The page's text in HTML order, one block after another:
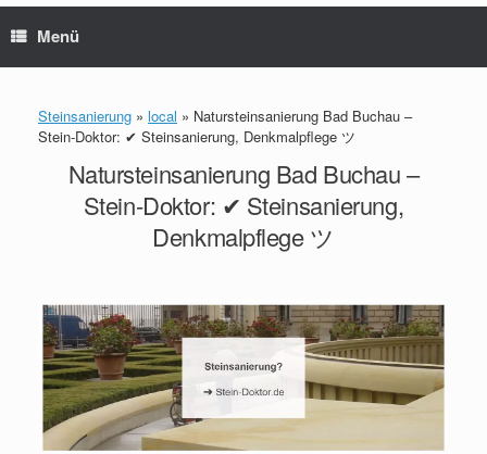
Menü
Steinsanierung » local » Natursteinsanierung Bad Buchau –
Stein-Doktor: ✔ Steinsanierung, Denkmalpflege ツ
Natursteinsanierung Bad Buchau –
Stein-Doktor: ✔ Steinsanierung,
Denkmalpflege ツ